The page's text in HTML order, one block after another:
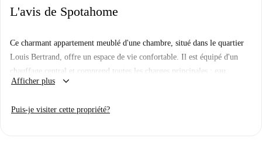
L'avis de Spotahome
Ce charmant appartement meublé d'une chambre, situé dans le quartier
Louis Bertrand, offre un espace de vie confortable. Il est équipé d'un
chauffage central et comprend toutes les charges principales : eau,
électricité, gaz et Wi-Fi. Vous y trouverez également une cuisine
l'immeuble ne dispose pas d'ascenseur.
Afficher plus keyboard_arrow_down
Puis-je visiter cette propriété?